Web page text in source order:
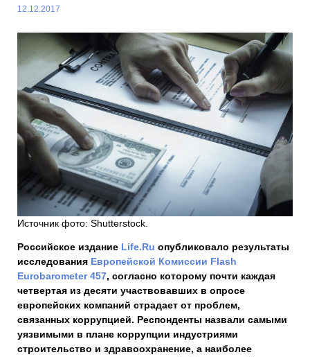
12.12.2017
Источник фото: Shutterstock.
Российское издание Life.Ru опубликовало результаты
исследования Европейской Комиссии Flash
Eurobarometer 457, согласно которому почти каждая
четвертая из десяти участвовавших в опросе
европейских компаний страдает от проблем,
связанных коррупцией. Респонденты назвали самыми
уязвимыми в плане коррупции индустриями
строительство и здравоохранение, а наиболее